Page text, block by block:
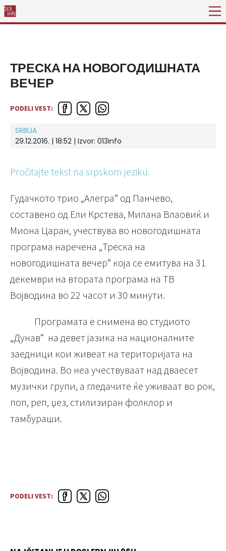
ТРЕСКА НА НОВОГОДИШНАТА
ВЕЧЕР
PODELI VEST:
SRBIJA
29.12.2016. | 18:52 | Izvor: 013info
Pročitajte tekst na srpskom jeziku.
Гудачкото трио „Алегра“ од Панчево,
составено од Ели Крстева, Милана Влаовиќ и
Миона Царан, учествува во новогодишната
програма наречена „Треска на
новогодишната вечер“ која се емитува на 31
декември на втората програма на ТВ
Војводина во 22 часот и 30 минути.
Програмата е снимена во студиото
„Дунав“ на девет јазика на националните
заедници кои живеат на територијата на
Војводина. Во неа учествуваат над дваесет
музички групи, а гледачите ќе уживаат во рок,
поп, реп, џез, стилизиран фолклор и
тамбураши.
PODELI VEST: